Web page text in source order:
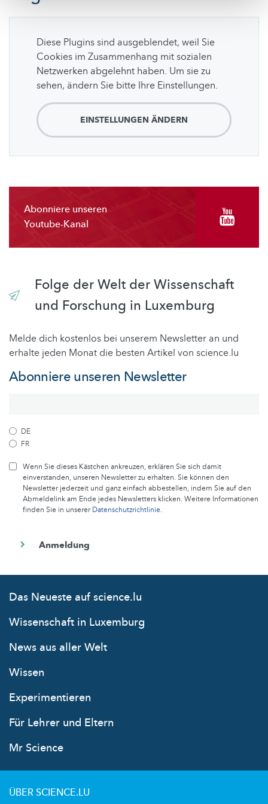
Diese Plugins sind ausgeblendet, weil Sie
Cookies im Zusammenhang mit sozialen
Netzwerken abgelehnt haben. Um sie zu
sehen, ändern Sie bitte Ihre Einstellungen.
EINSTELLUNGEN ÄNDERN
Abonniere unseren
Youtube-Kanal
Folge der Welt der Wissenschaft
und Forschung in Luxemburg
Melde dich kostenlos bei unserem Newsletter an und
erhalte jeden Monat die besten Artikel von science.lu
Abonniere unseren Newsletter
DE
FR
Wenn Sie dieses Kästchen ankreuzen, erklären Sie sich damit
einverstanden, unseren Newsletter zu erhalten. Sie können den
Newsletter jederzeit und ganz einfach abbestellen, indem Sie auf den
Abmeldelink am Ende jedes Newsletters klicken. Weitere Informationen
finden Sie in unsererDatenschutzrichtlinie.
Das Neueste auf science.lu
Wissenschaft in Luxemburg
News aus aller Welt
Wissen
Experimentieren
Für Lehrer und Eltern
Mr Science
ÜBER SCIENCE.LU